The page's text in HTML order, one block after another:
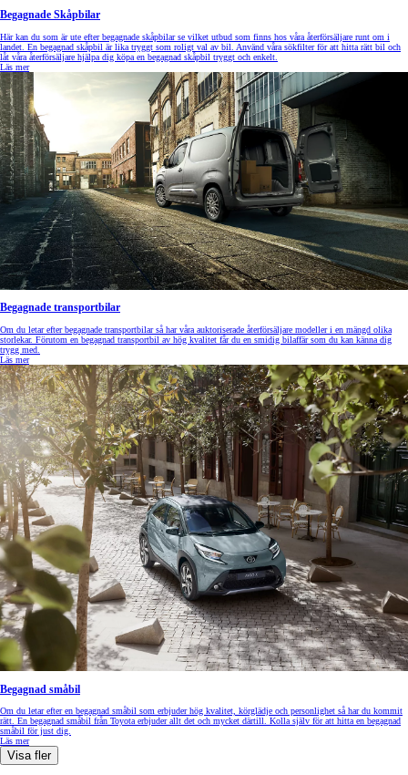
Begagnade Skåpbilar
Här kan du som är ute efter begagnade skåpbilar se vilket utbud som finns hos våra återförsäljare runt om i
landet. En begagnad skåpbil är lika tryggt som roligt val av bil. Använd våra sökfilter för att hitta rätt bil och
låt våra återförsäljare hjälpa dig köpa en begagnad skåpbil tryggt och enkelt.
Läs mer
Begagnade transportbilar
Om du letar efter begagnade transportbilar så har våra auktoriserade återförsäljare modeller i en mängd olika
storlekar. Förutom en begagnad transportbil av hög kvalitet får du en smidig bilaffär som du kan känna dig
trygg med.
Läs mer
Begagnad småbil
Om du letar efter en begagnad småbil som erbjuder hög kvalitet, körglädje och personlighet så har du kommit
rätt. En begagnad småbil från Toyota erbjuder allt det och mycket därtill. Kolla själv för att hitta en begagnad
småbil för just dig.
Läs mer
Visa fler